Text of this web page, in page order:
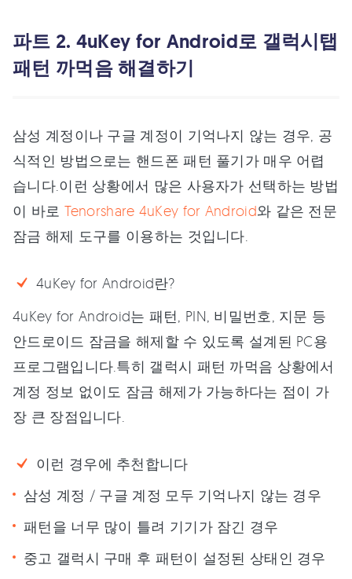
파트 2. 4uKey for Android로 갤럭시탭
패턴 까먹음 해결하기
삼성 계정이나 구글 계정이 기억나지 않는 경우, 공
식적인 방법으로는 핸드폰 패턴 풀기가 매우 어렵
습니다.이런 상황에서 많은 사용자가 선택하는 방법
이 바로 Tenorshare 4uKey for Android와 같은 전문
잠금 해제 도구를 이용하는 것입니다.
4uKey for Android란?
4uKey for Android는 패턴, PIN, 비밀번호, 지문 등
안드로이드 잠금을 해제할 수 있도록 설계된 PC용
프로그램입니다.특히 갤럭시 패턴 까먹음 상황에서
계정 정보 없이도 잠금 해제가 가능하다는 점이 가
장 큰 장점입니다.
이런 경우에 추천합니다
삼성 계정 / 구글 계정 모두 기억나지 않는 경우
패턴을 너무 많이 틀려 기기가 잠긴 경우
중고 갤럭시 구매 후 패턴이 설정된 상태인 경우